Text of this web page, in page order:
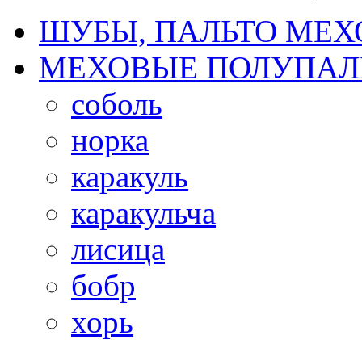
ШУБЫ, ПАЛЬТО
МЕХОВЫЕ
соболь
норка
каракуль
каракульча
лисица
бобр
хорь